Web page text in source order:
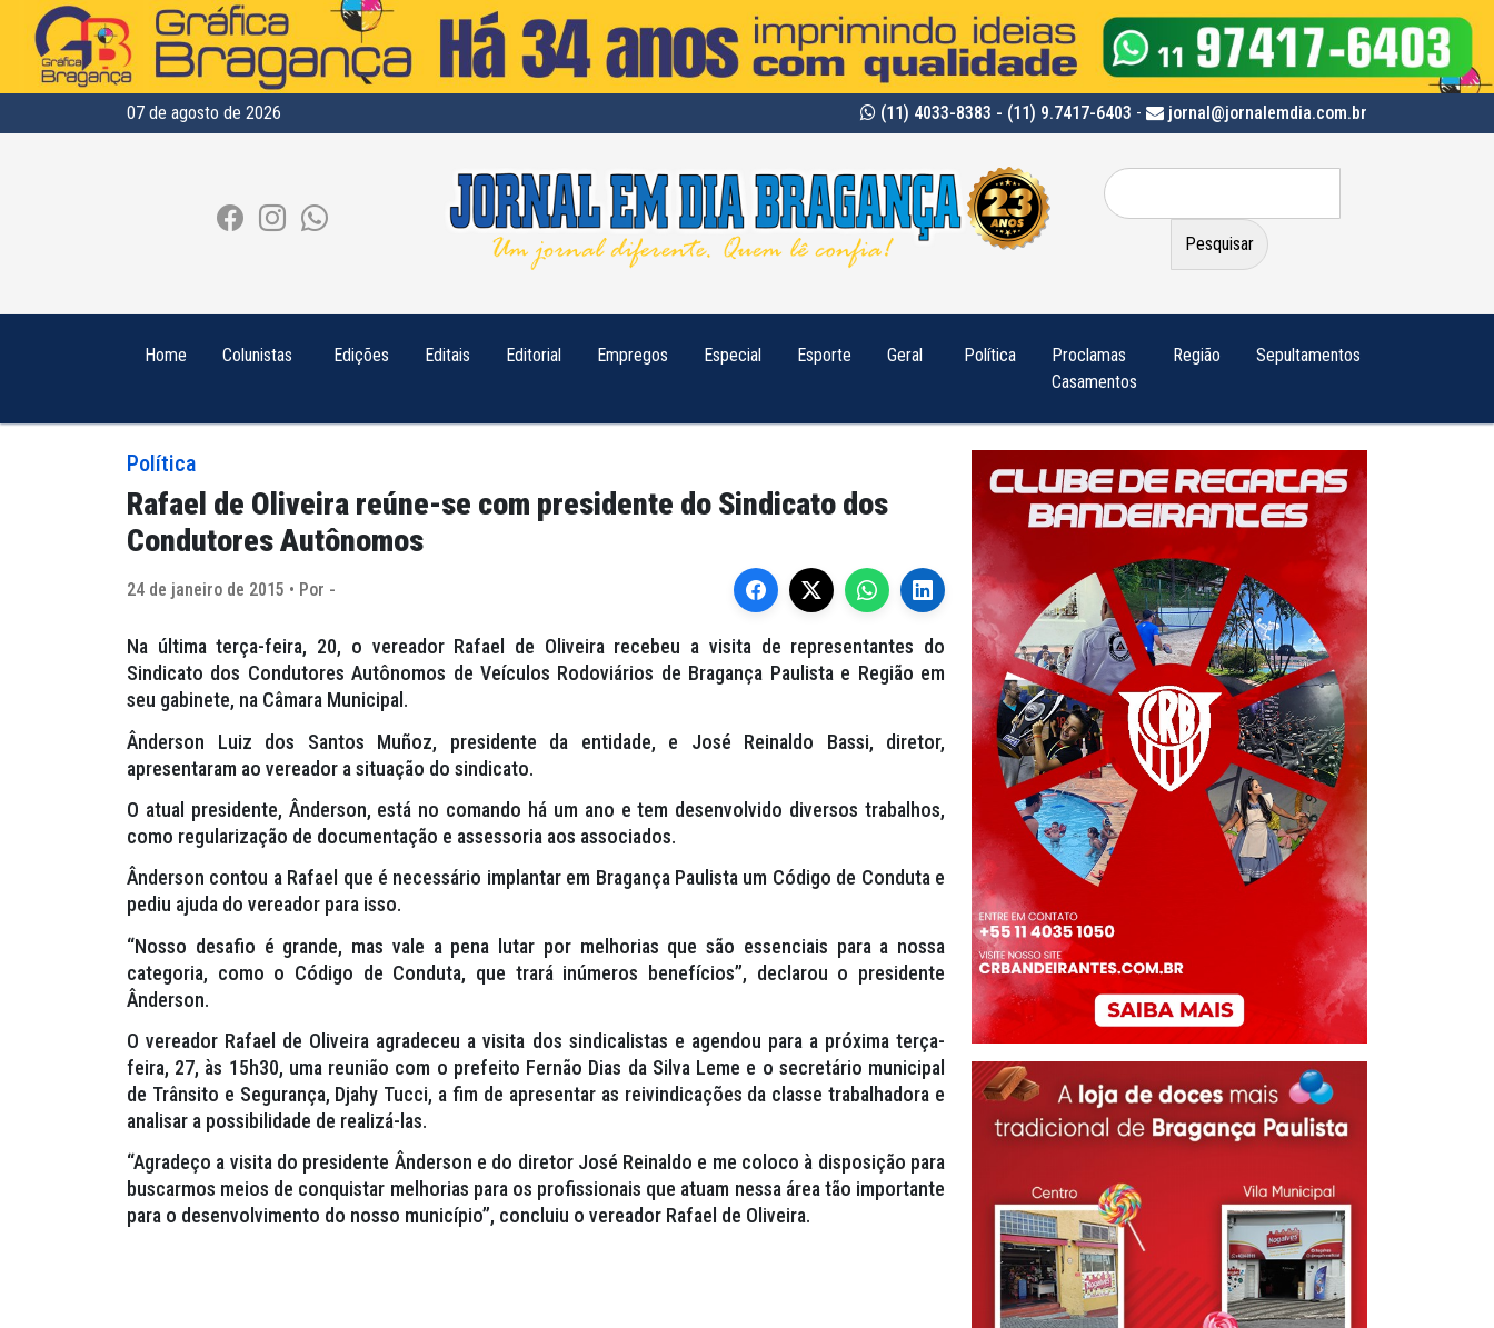
07 de agosto de 2026 (11) 4033-8383 - (11) 9.7417-6403 - jornal@jornalemdia.com.br
Pesquisar
por:
Home Colunistas Edições Editais Editorial Empregos Especial Esporte Geral Política
Proclamas
Casamentos
Região Sepultamentos
Política
Rafael de Oliveira reúne-se com presidente do Sindicato dos
Condutores Autônomos
24 de janeiro de 2015 • Por -
Na última terça-feira, 20, o vereador Rafael de Oliveira recebeu a visita de representantes do
Sindicato dos Condutores Autônomos de Veículos Rodoviários de Bragança Paulista e Região em
seu gabinete, na Câmara Municipal.
Ânderson Luiz dos Santos Muñoz, presidente da entidade, e José Reinaldo Bassi, diretor,
apresentaram ao vereador a situação do sindicato.
O atual presidente, Ânderson, está no comando há um ano e tem desenvolvido diversos trabalhos,
como regularização de documentação e assessoria aos associados.
Ânderson contou a Rafael que é necessário implantar em Bragança Paulista um Código de Conduta e
pediu ajuda do vereador para isso.
“Nosso desafio é grande, mas vale a pena lutar por melhorias que são essenciais para a nossa
categoria, como o Código de Conduta, que trará inúmeros benefícios”, declarou o presidente
Ânderson.
O vereador Rafael de Oliveira agradeceu a visita dos sindicalistas e agendou para a próxima terça-
feira, 27, às 15h30, uma reunião com o prefeito Fernão Dias da Silva Leme e o secretário municipal
de Trânsito e Segurança, Djahy Tucci, a fim de apresentar as reivindicações da classe trabalhadora e
analisar a possibilidade de realizá-las.
“Agradeço a visita do presidente Ânderson e do diretor José Reinaldo e me coloco à disposição para
buscarmos meios de conquistar melhorias para os profissionais que atuam nessa área tão importante
para o desenvolvimento do nosso município”, concluiu o vereador Rafael de Oliveira.